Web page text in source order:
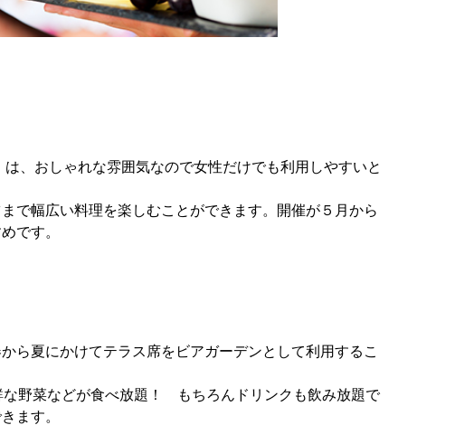
、おしゃれな雰囲気なので女性だけでも利用しやすいと
で幅広い料理を楽しむことができます。開催が５月から
です。
ら夏にかけてテラス席をビアガーデンとして利用するこ
野菜などが食べ放題！ もちろんドリンクも飲み放題で
ます。